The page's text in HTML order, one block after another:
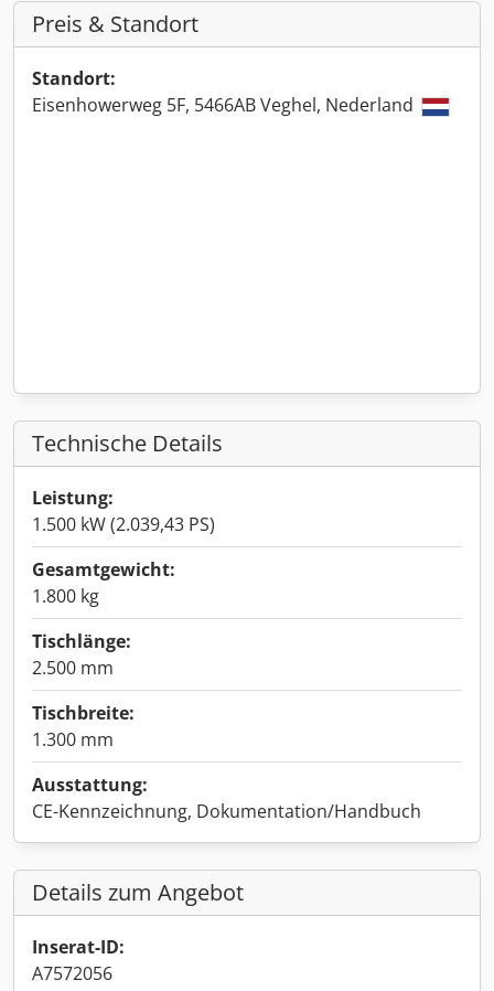
Preis & Standort
Standort:
Eisenhowerweg 5F, 5466AB Veghel, Nederland
Technische Details
Leistung:
1.500 kW (2.039,43 PS)
Gesamtgewicht:
1.800 kg
Tischlänge:
2.500 mm
Tischbreite:
1.300 mm
Ausstattung:
CE-Kennzeichnung, Dokumentation/Handbuch
Details zum Angebot
Inserat-ID:
A7572056